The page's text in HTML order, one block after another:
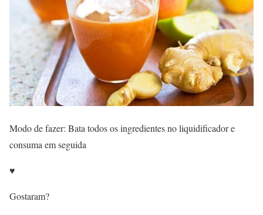
Modo de fazer: Bata todos os ingredientes no liquidificador e
consuma em seguida
♥
Gostaram?